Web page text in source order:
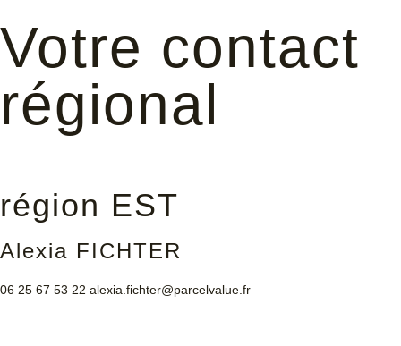
Votre contact
régional
région EST
Alexia FICHTER
06 25 67 53 22 alexia.fichter@parcelvalue.fr